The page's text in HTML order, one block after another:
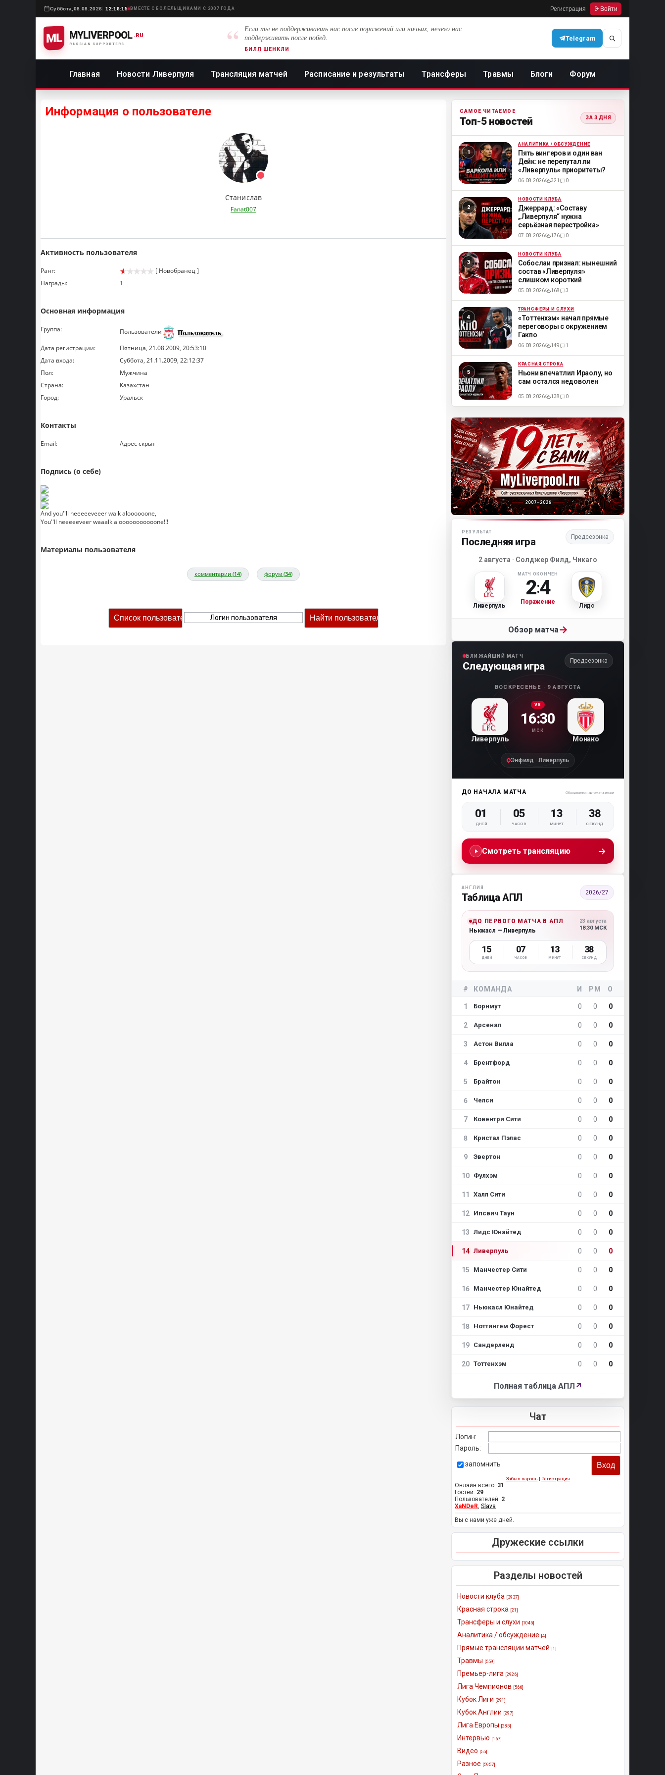
Суббота, 08.08.2026 12:16:15 ВМЕСТЕ С БОЛЕЛЬЩИКАМИ С 2007 ГОДА Регистрация Войти
ML MYLIVERPOOL
RUSSIAN SUPPORTERS
.RU “
Если ты не поддерживаешь нас после поражений или ничьих, нечего нас
поддерживать после побед.
БИЛЛ ШЕНКЛИ
Telegram
Главная Новости Ливерпуля Трансляция матчей Расписание и результаты Трансферы Травмы Блоги Форум
Информация о пользователе
Станислав
Fanat007
Активность пользователя
Ранг:
[ Новобранец ]
Награды:
1
Основная информация
Группа:
Пользователи
Дата регистрации:
Пятница, 21.08.2009, 20:53:10
Дата входа:
Суббота, 21.11.2009, 22:12:37
Пол:
Мужчина
Страна:
Казахстан
Город:
Уральск
Контакты
Email: Адрес скрыт
Подпись (о себе)
And you''ll neeeeeveeer walk aloooooone,
You''ll neeeeeveer waaalk alooooooooooone!!!
Материалы пользователя
комментарии (14) форум (34)
САМОЕ ЧИТАЕМОЕ
Топ-5 новостей ЗА 3 ДНЯ
ML АНАЛИТИКА / ОБСУЖДЕНИЕ
Пять вингеров и один ван
Дейк: не перепутал ли
«Ливерпуль» приоритеты?
06.08.2026 321 0
ML НОВОСТИ КЛУБА
Джеррард: «Составу
„Ливерпуля“ нужна
серьёзная перестройка»
07.08.2026 176 0
ML НОВОСТИ КЛУБА
Собослаи признал: нынешний
состав «Ливерпуля»
слишком короткий
05.08.2026 168 3
ML ТРАНСФЕРЫ И СЛУХИ
«Тоттенхэм» начал прямые
переговоры с окружением
Гакпо
06.08.2026 149 1
ML КРАСНАЯ СТРОКА
Ньони впечатлил Ираолу, но
сам остался недоволен
05.08.2026 138 0
Матч-центр «Ливерпуля»
РЕЗУЛЬТАТ
Последняя игра Предсезонка
2 августа · Солджер Филд, Чикаго
Ливерпуль
МАТЧ ОКОНЧЕН
2:4
Поражение
Лидс
Обзор матча→
БЛИЖАЙШИЙ МАТЧ
Следующая игра Предсезонка
ВОСКРЕСЕНЬЕ · 9 АВГУСТА
Ливерпуль
VS
16:30
МСК
Монако
Энфилд · Ливерпуль
ДО НАЧАЛА МАТЧА Обновляется автоматически
01
ДНЕЙ
05
ЧАСОВ
13
МИНУТ
37
СЕКУНД
Смотреть трансляцию →
АНГЛИЯ
Таблица АПЛ 2026/27
ДО ПЕРВОГО МАТЧА В АПЛ
Ньюкасл — Ливерпуль
23 августа
18:30 МСК
15
ДНЕЙ
07
ЧАСОВ
13
МИНУТ
37
СЕКУНД
# КОМАНДА И РМ О
1 Борнмут 0 0 0
2 Арсенал 0 0 0
3 Астон Вилла 0 0 0
4 Брентфорд 0 0 0
5 Брайтон 0 0 0
6 Челси 0 0 0
7 Ковентри Сити 0 0 0
8 Кристал Пэлас 0 0 0
9 Эвертон 0 0 0
10 Фулхэм 0 0 0
11 Халл Сити 0 0 0
12 Ипсвич Таун 0 0 0
13 Лидс Юнайтед 0 0 0
14 Ливерпуль 0 0 0
15 Манчестер Сити 0 0 0
16 Манчестер Юнайтед 0 0 0
17 Ньюкасл Юнайтед 0 0 0
18 Ноттингем Форест 0 0 0
19 Сандерленд 0 0 0
20 Тоттенхэм 0 0 0
Полная таблица АПЛ ↗
Чат
Логин:
Пароль:
запомнить
Забыл пароль | Регистрация
Онлайн всего: 31
Гостей: 29
Пользователей: 2
XaNDeR, Slava
Вы с нами уже дней.
Дружеские ссылки
Разделы новостей
Новости клуба [3937]
Красная строка [21]
Трансферы и слухи [1045]
Аналитика / обсуждение [4]
Прямые трансляции матчей [1]
Травмы [559]
Премьер-лига [2926]
Лига Чемпионов [566]
Кубок Лиги [291]
Кубок Англии [297]
Лига Европы [285]
Интервью [167]
Видео [55]
Разное [5957]